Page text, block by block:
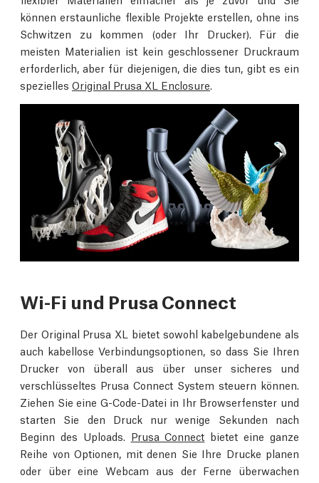
können erstaunliche flexible Projekte erstellen, ohne ins
Schwitzen zu kommen (oder Ihr Drucker). Für die
meisten Materialien ist kein geschlossener Druckraum
erforderlich, aber für diejenigen, die dies tun, gibt es ein
spezielles Original Prusa XL Enclosure
Wi-Fi und Prusa Connect
Der Original Prusa XL bietet sowohl kabelgebundene als
auch kabellose Verbindungsoptionen, so dass Sie Ihren
Drucker von überall aus über unser sicheres und
verschlüsseltes Prusa Connect System steuern können.
Ziehen Sie eine G-Code-Datei in Ihr Browserfenster und
starten Sie den Druck nur wenige Sekunden nach
Beginn des Uploads. Prusa Connect bietet eine ganze
Reihe von Optionen, mit denen Sie Ihre Drucke planen
oder über eine Webcam aus der Ferne überwachen